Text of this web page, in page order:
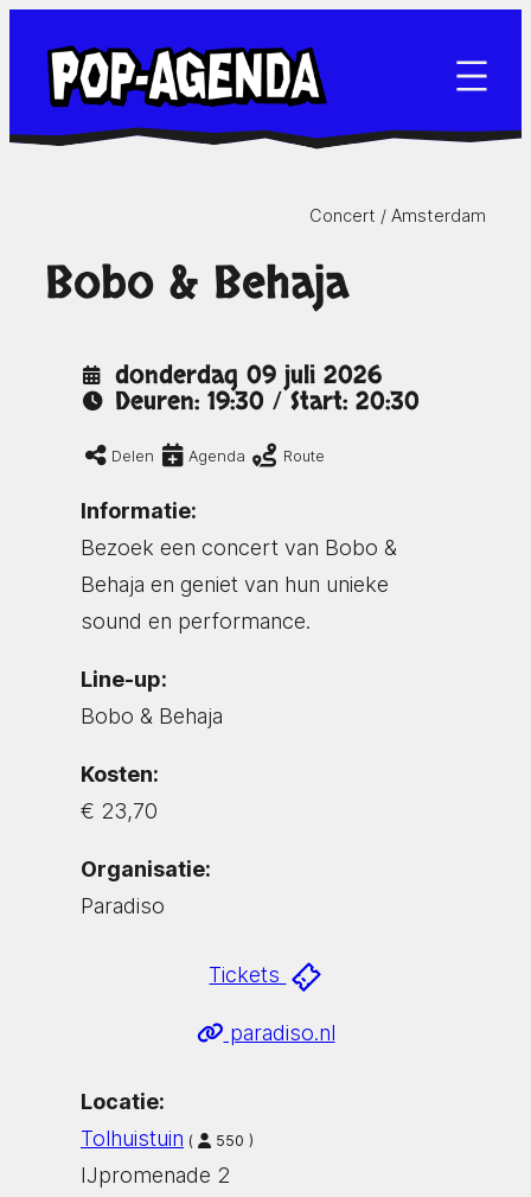
naar
inhoud
Concert / Amsterdam
Bobo & Behaja
donderdag 09 juli 2026
Deuren: 19:30 / Start: 20:30
Delen Agenda Route
Informatie:
Bezoek een concert van Bobo &
Behaja en geniet van hun unieke
sound en performance.
Line-up:
Bobo & Behaja
Kosten:
€ 23,70
Organisatie:
Paradiso
Tickets
paradiso.nl
Locatie:
Tolhuistuin ( 550 )
IJpromenade 2